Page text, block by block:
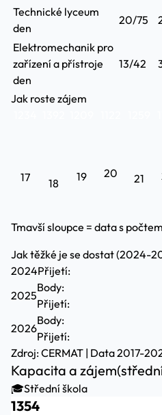
Technické lyceum
den
20/75
Elektromechanik pro
zařízení a přístroje
den
13/42
Jak roste zájem
17 18 19 20 21
Tmavší sloupce = data s
Jak těžké je se dostat (2024-
2024Přijetí:
2025
Body:
Přijetí:
2026
Body:
Přijetí:
Zdroj:CERMAT | Data 2017-
Kapacita a zájem
🎓Střední škola
1354